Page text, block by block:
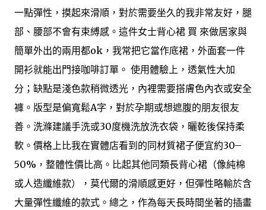
一點彈性，摸起來滑順，對於需要坐久的我非常友好，腿
部、腰部不會有束縛感。這件女士背心裙 買 來做居家與
簡單外出的兩用都ok，我常把它當作底裙，外面套一件
開衫就能出門接咖啡訂單。 使用體驗上，透氣性大加
分；缺點是淺色款稍微透光，內裡需要搭膚色內衣或安全
褲。版型是偏寬鬆A字，對於孕期或想遮腹的朋友很友
善。洗滌建議手洗或30度機洗放洗衣袋，曬乾後保持柔
軟。價格上比我在實體店看到的同材質裙子便宜約30–
50%，整體性價比高。比起其他同類長背心裙（像純棉
或人造纖維款），莫代爾的滑順感更好，但彈性略輸於含
大量彈性纖維的款式。總之，作為每天長時間坐著的插畫